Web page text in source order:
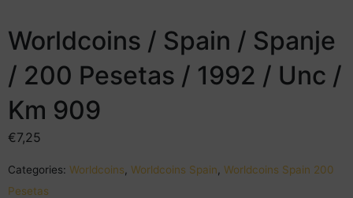
Worldcoins / Spain / Spanje
/ 200 Pesetas / 1992 / Unc /
Km 909
€7,25
Categories: Worldcoins Worldcoins Spain Worldcoins Spain 200
Pesetas